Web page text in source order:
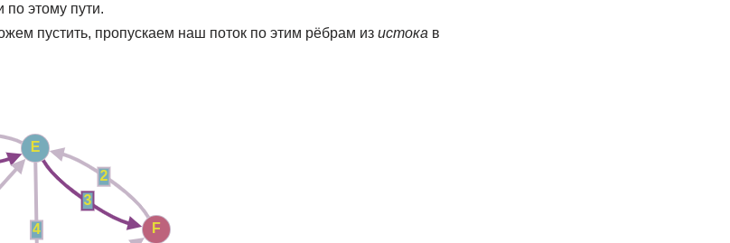
по этому пути.
пустить, пропускаем наш поток по этим рёбрам из истока в